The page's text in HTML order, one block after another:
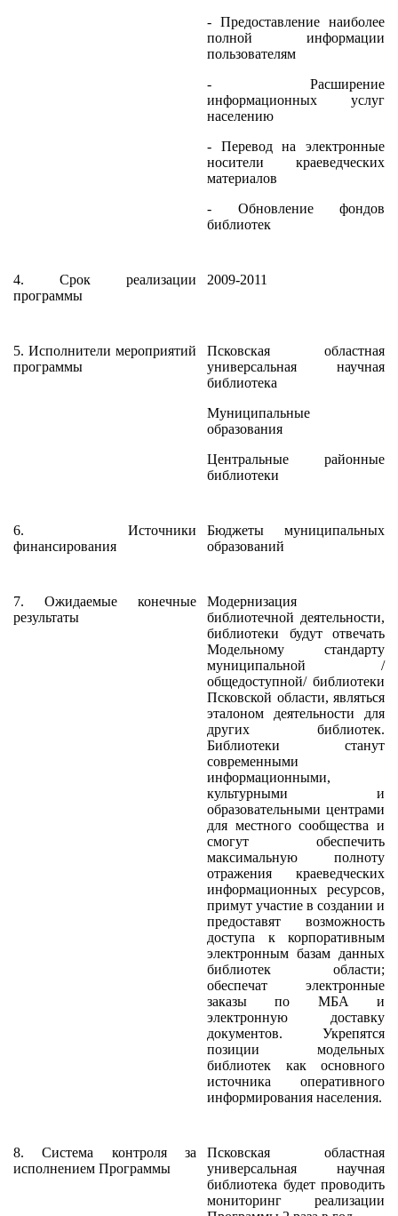
- Предоставление наиболее
полной информации
пользователям
- Расширение
информационных услуг
населению
- Перевод на электронные
носители краеведческих
материалов
- Обновление фондов
библиотек
4. Срок реализации
программы
2009-2011
5. Исполнители мероприятий
программы
Псковская областная
универсальная научная
библиотека
Муниципальные
образования
Центральные районные
библиотеки
6. Источники
финансирования
Бюджеты муниципальных
образований
7. Ожидаемые конечные
результаты
Модернизация
библиотечной деятельности,
библиотеки будут отвечать
Модельному стандарту
муниципальной /
общедоступной/ библиотеки
Псковской области, являться
эталоном деятельности для
других библиотек.
Библиотеки станут
современными
информационными,
культурными и
образовательными центрами
для местного сообщества и
смогут обеспечить
максимальную полноту
отражения краеведческих
информационных ресурсов,
примут участие в создании и
предоставят возможность
доступа к корпоративным
электронным базам данных
библиотек области;
обеспечат электронные
заказы по МБА и
электронную доставку
документов. Укрепятся
позиции модельных
библиотек как основного
источника оперативного
информирования населения.
8. Система контроля за
исполнением Программы
Псковская областная
универсальная научная
библиотека будет проводить
мониторинг реализации